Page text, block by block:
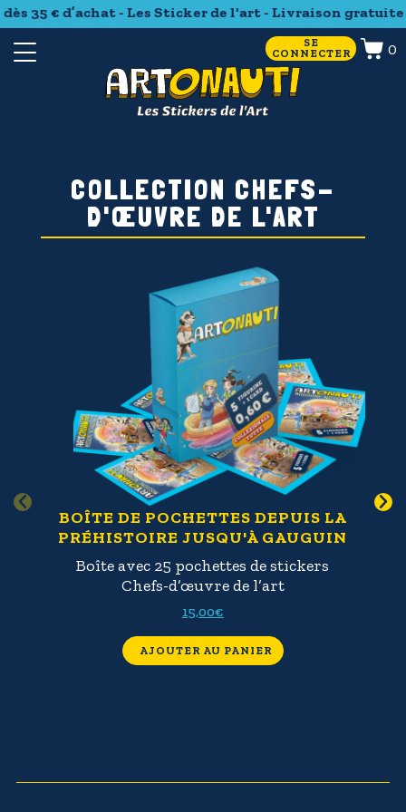
35 € d’achat - Les Sticker de l'art - Livraison gratuite
SE
CONNECTER
0
COLLECTION CHEFS-
D'ŒUVRE DE L'ART
BOÎTE DE POCHETTES DEPUIS LA
PRÉHISTOIRE JUSQU'À GAUGUIN
Boîte avec 25 pochettes de stickers
Chefs-d’œuvre de l’art
15,00€
AJOUTER AU PANIER